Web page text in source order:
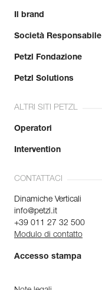
Il brand
Società Responsabile
Petzl Fondazione
Petzl Solutions
ALTRI SITI PETZL
Operatori
Intervention
CONTATTACI
Dinamiche Verticali
info@petzl.it
+39 011 27 32 500
Modulo di contatto
Accesso stampa